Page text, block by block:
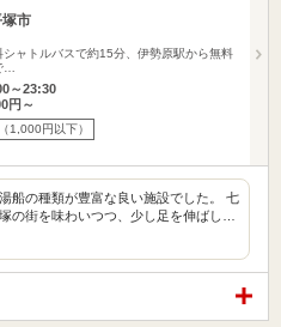
市
シャトルバスで約15分、伊勢原駅から無料
…
～23:30
円～
1,000円以下）
船の種類が豊富な良い施設でした。 七
の街を味わいつつ、少し足を伸ばし…